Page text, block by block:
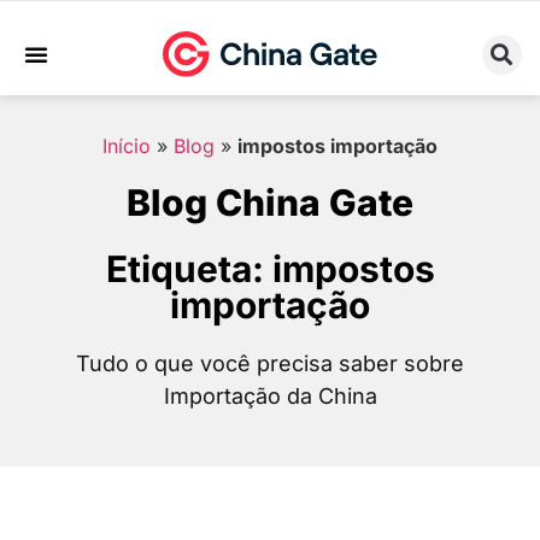
Início » Blog » impostos importação
Blog China Gate
Etiqueta: impostos
importação
Tudo o que você precisa saber sobre
Importação da China